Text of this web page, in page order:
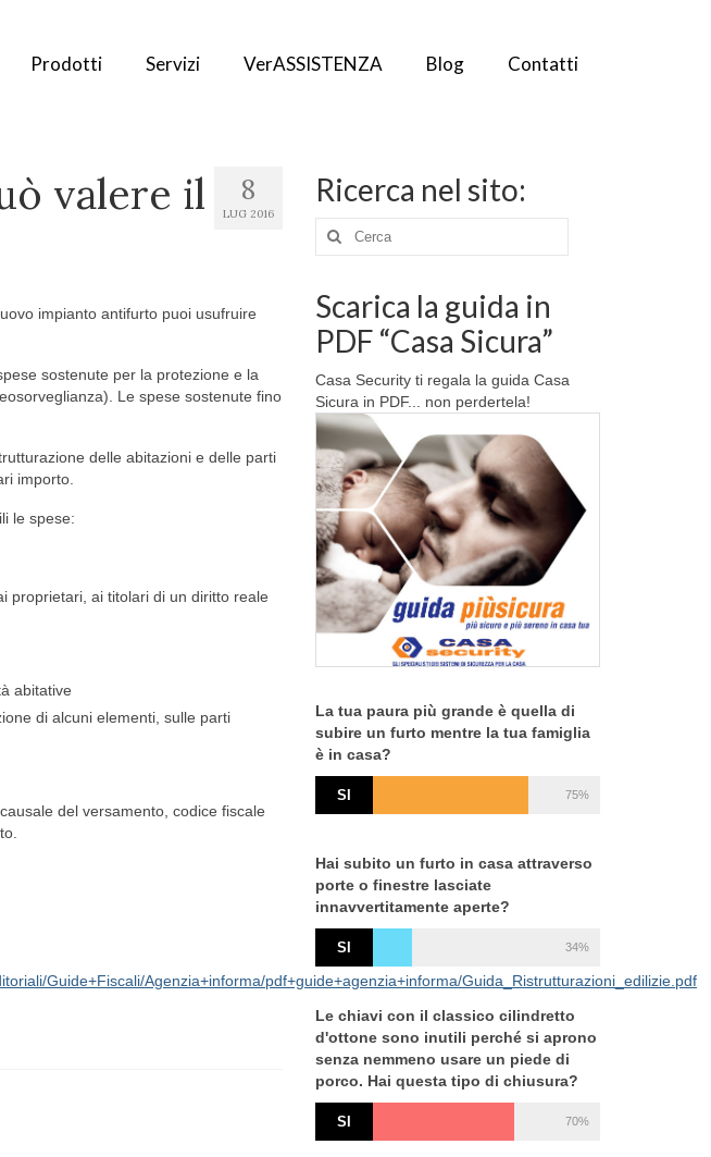
Prodotti Servizi VerASSISTENZA Blog Contatti
8
LUG 2016
valere il
impianto antifurto puoi usufruire
sostenute per la protezione e la
Le spese sostenute fino
delle abitazioni e delle parti
importo.
le spese:
proprietari, ai titolari di un diritto reale
abitative
di alcuni elementi, sulle parti
del versamento, codice fiscale
Guide+Fiscali/Agenzia+informa/pdf+guide+agenzia+informa/Guida_Ristrutturazioni_edilizie.pdf
Ricerca nel sito:
Cerca:
Scarica la guida in
PDF “Casa Sicura”
Casa Security ti regala la guida Casa
Sicura in PDF... non perdertela!
La tua paura più grande è quella di
subire un furto mentre la tua famiglia
è in casa?
SI 75%
Hai subito un furto in casa attraverso
porte o finestre lasciate
innavvertitamente aperte?
SI 34%
Le chiavi con il classico cilindretto
d'ottone sono inutili perché si aprono
senza nemmeno usare un piede di
porco. Hai questa tipo di chiusura?
SI 70%